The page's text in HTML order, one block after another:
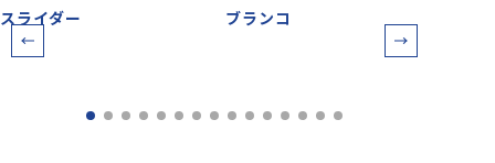
スライダー ブランコ